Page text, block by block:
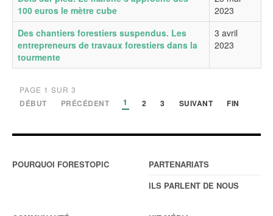
100 euros le mètre cube
2023
Des chantiers forestiers suspendus. Les
entrepreneurs de travaux forestiers dans la
tourmente
3 avril
2023
PAGE 1 SUR 3
DÉBUT PRÉCÉDENT 1 2 3 SUIVANT FIN
POURQUOI FORESTOPIC
PARTENARIATS
ILS PARLENT DE NOUS